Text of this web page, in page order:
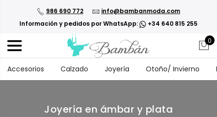
986 690 772
info@bambanmoda.com
Información y pedidos por WhatsApp:
+34 640 815 255
0
Accesorios Calzado Joyería Otoño/ Invierno
Joyería en ámbar y plata